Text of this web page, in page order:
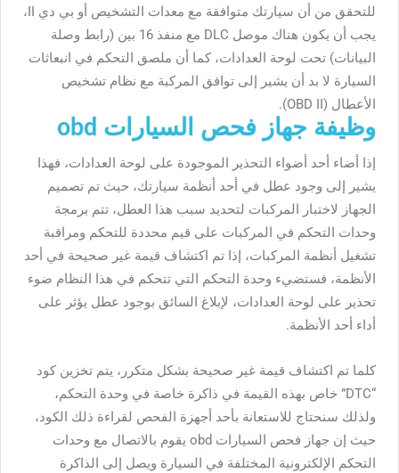
للتحقق من أن سيارتك متوافقة مع معدات التشخيص أو بي دي II،
يجب أن يكون هناك موصل DLC مع منفذ 16 بين (رابط وصلة
البيانات) تحت لوحة العدادات، كما أن ملصق التحكم في انبعاثات
السيارة لا بد أن يشير إلى توافق المركبة مع نظام تشخيص
الأعطال (OBD II).
وظيفة جهاز فحص السيارات obd
إذا أضاء أحد أضواء التحذير الموجودة على لوحة العدادات، فهذا
يشير إلى وجود عطل في أحد أنظمة سيارتك، حيث تم تصميم
الجهاز لاختبار المركبات لتحديد سبب هذا العطل، تتم برمجة
وحدات التحكم في المركبات على قيم محددة للتحكم ومراقبة
تشغيل أنظمة المركبات، إذا تم اكتشاف قيمة غير صحيحة في أحد
الأنظمة، فستضيء وحدة التحكم التي تتحكم في هذا النظام ضوء
تحذير على لوحة العدادات، لإبلاغ السائق بوجود عطل يؤثر على
أداء أحد الأنظمة.
كلما تم اكتشاف قيمة غير صحيحة بشكل متكرر، يتم تخزين كود
“DTC” خاص بهذه القيمة في ذاكرة خاصة في وحدة التحكم،
ولذلك سنحتاج للاستعانة بأحد أجهزة الفحص لقراءة ذلك الكود،
حيث إن جهاز فحص السيارات obd يقوم بالاتصال مع وحدات
التحكم الإلكترونية المختلفة في السيارة ويصل إلى الذاكرة